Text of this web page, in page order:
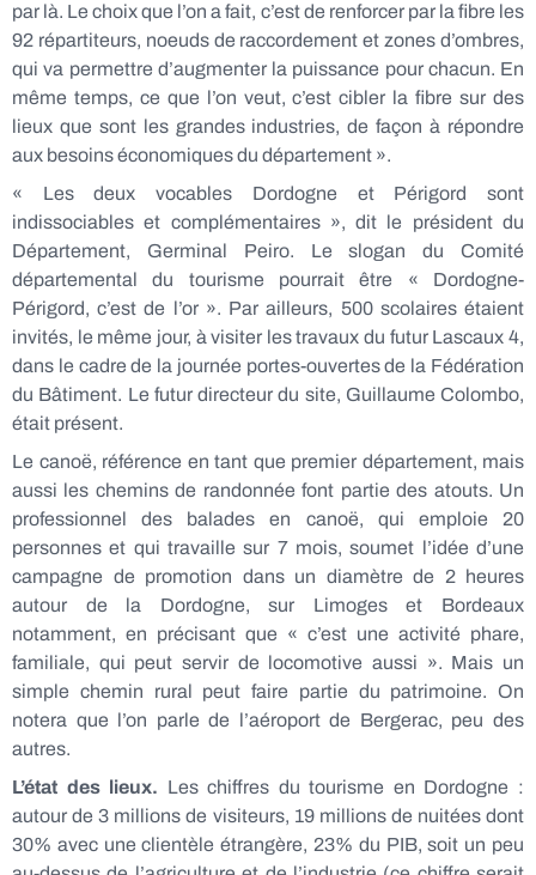
par là. Le choix que l’on a fait, c’est de renforcer par la fibre les
92 répartiteurs, noeuds de raccordement et zones d’ombres,
qui va permettre d’augmenter la puissance pour chacun. En
même temps, ce que l’on veut, c’est cibler la fibre sur des
lieux que sont les grandes industries, de façon à répondre
aux besoins économiques du département ».
« Les deux vocables Dordogne et Périgord sont
indissociables et complémentaires », dit le président du
Département, Germinal Peiro. Le slogan du Comité
départemental du tourisme pourrait être « Dordogne-
Périgord, c’est de l’or ». Par ailleurs, 500 scolaires étaient
invités, le même jour, à visiter les travaux du futur Lascaux 4,
dans le cadre de la journée portes-ouvertes de la Fédération
du Bâtiment. Le futur directeur du site, Guillaume Colombo,
était présent.
Le canoë, référence en tant que premier département, mais
aussi les chemins de randonnée font partie des atouts. Un
professionnel des balades en canoë, qui emploie 20
personnes et qui travaille sur 7 mois, soumet l’idée d’une
campagne de promotion dans un diamètre de 2 heures
autour de la Dordogne, sur Limoges et Bordeaux
notamment, en précisant que « c’est une activité phare,
familiale, qui peut servir de locomotive aussi ». Mais un
simple chemin rural peut faire partie du patrimoine. On
notera que l’on parle de l’aéroport de Bergerac, peu des
autres.
L’état des lieux. Les chiffres du tourisme en Dordogne :
autour de 3 millions de visiteurs, 19 millions de nuitées dont
30% avec une clientèle étrangère, 23% du PIB, soit un peu